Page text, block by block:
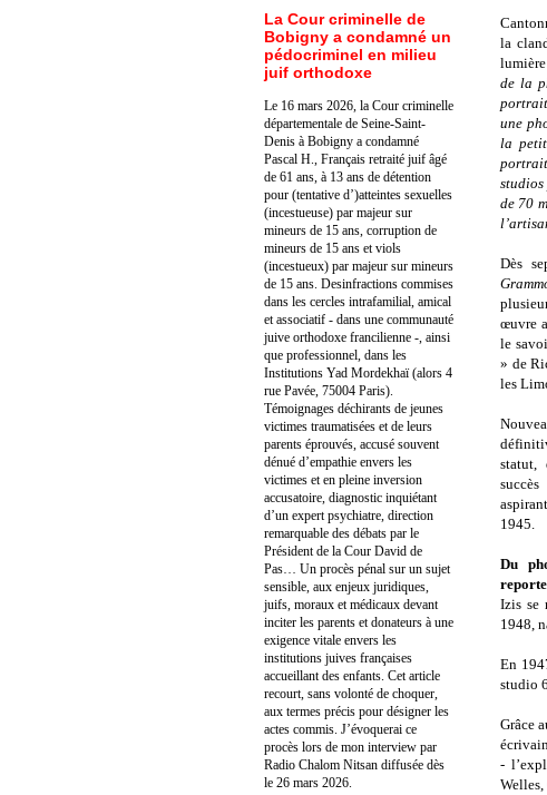
la
de la
une
la
portrait
studios
de 70
Dès
œuvre
le
» de
les
statut,
1945.
Du
Izis se
1948,
En
studio
Grâce
-
La Cour criminelle de
Bobigny a condamné un
pédocriminel en milieu
juif orthodoxe
Le 16 mars 2026, la Cour criminelle
départementale de Seine-Saint-
Denis à Bobigny a condamné
Pascal H., Français retraité juif âgé
de 61 ans, à 13 ans de détention
pour (tentative d’)atteintes sexuelles
(incestueuse) par majeur sur
mineurs de 15 ans, corruption de
mineurs de 15 ans et viols
(incestueux) par majeur sur mineurs
de 15 ans. Desinfractions commises
dans les cercles intrafamilial, amical
et associatif - dans une communauté
juive orthodoxe francilienne -, ainsi
que professionnel, dans les
Institutions Yad Mordekhaï (alors 4
rue Pavée, 75004 Paris).
Témoignages déchirants de jeunes
victimes traumatisées et de leurs
parents éprouvés, accusé souvent
dénué d’empathie envers les
victimes et en pleine inversion
accusatoire, diagnostic inquiétant
d’un expert psychiatre, direction
remarquable des débats par le
Président de la Cour David de
Pas… Un procès pénal sur un sujet
sensible, aux enjeux juridiques,
juifs, moraux et médicaux devant
inciter les parents et donateurs à une
exigence vitale envers les
institutions juives françaises
accueillant des enfants. Cet article
recourt, sans volonté de choquer,
aux termes précis pour désigner les
actes commis. J’évoquerai ce
procès lors de mon interview par
Radio Chalom Nitsan diffusée dès
le 26 mars 2026.